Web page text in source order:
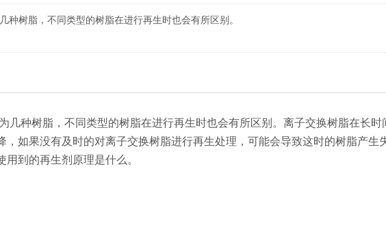
种树脂，不同类型的树脂在进行再生时也会有所区别。
几种树脂，不同类型的树脂在进行再生时也会有所区别。离子交换树脂在长时
，如果没有及时的对离子交换树脂进行再生处理，可能会导致这时的树脂产生
到的再生剂原理是什么。